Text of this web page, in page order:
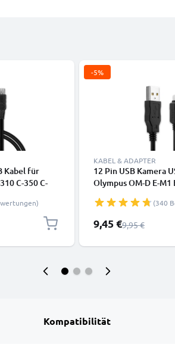
Kabel für
C-350 C-
- CB-USB4
-5%
KABEL & ADAPTER
12 Pin USB Kamera
Olympus OM-D E-M1
Tough TG-4 XZ-1
Fotokameras - CB-
Datenkabel 2.0, PVC
(340
Sonderpreis
9,45 €Regulärer Preis
9,95 €
Kompatibilität